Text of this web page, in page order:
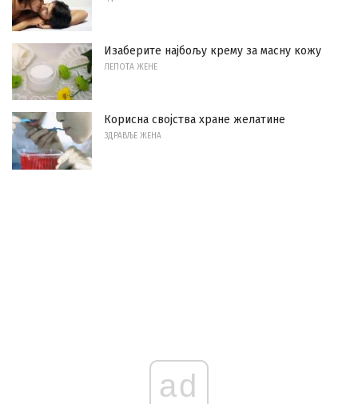
Изаберите најбољу крему за масну кожу
ЛЕПОТА ЖЕНЕ
Корисна својства хране желатине
ЗДРАВЉЕ ЖЕНА
ad